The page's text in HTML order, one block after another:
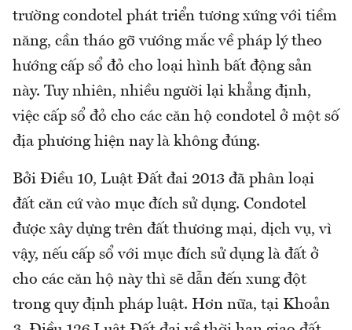
trường condotel phát triển tương xứng với tiềm
năng, cần tháo gỡ vướng mắc về pháp lý theo
hướng cấp sổ đỏ cho loại hình bất động sản
này. Tuy nhiên, nhiều người lại khẳng định,
việc cấp sổ đỏ cho các căn hộ condotel ở một số
địa phương hiện nay là không đúng.
Bởi Điều 10, Luật Đất đai 2013 đã phân loại
đất căn cứ vào mục đích sử dụng. Condotel
được xây dựng trên đất thương mại, dịch vụ, vì
vậy, nếu cấp sổ với mục đích sử dụng là đất ở
cho các căn hộ này thì sẽ dẫn đến xung đột
trong quy định pháp luật. Hơn nữa, tại Khoản